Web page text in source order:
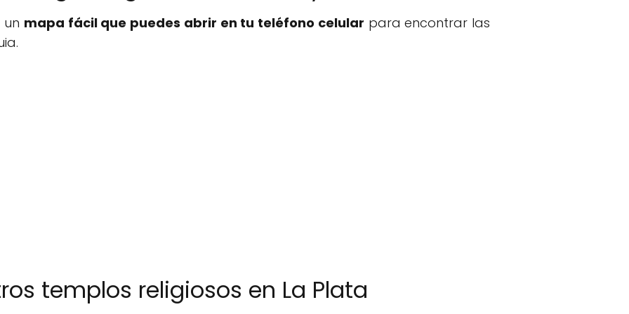
mapa fácil que puedes abrir en tu teléfono celular para encontrar las
templos religiosos en La Plata